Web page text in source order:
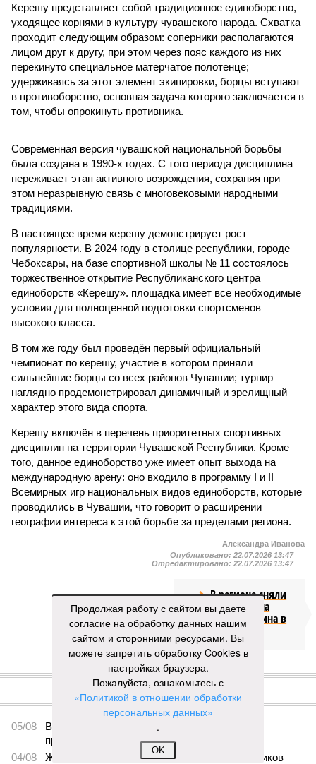
Керешу представляет собой традиционное единоборство,
уходящее корнями в культуру чувашского народа. Схватка
проходит следующим образом: соперники располагаются
лицом друг к другу, при этом через пояс каждого из них
перекинуто специальное матерчатое полотенце;
удерживаясь за этот элемент экипировки, борцы вступают
в противоборство, основная задача которого заключается в
том, чтобы опрокинуть противника.
Современная версия чувашской национальной борьбы
была создана в 1990-х годах. С того периода дисциплина
переживает этап активного возрождения, сохраняя при
этом неразрывную связь с многовековыми народными
традициями.
В настоящее время керешу демонстрирует рост
популярности. В 2024 году в столице республики, городе
Чебоксары, на базе спортивной школы № 11 состоялось
торжественное открытие Республиканского центра
единоборств «Керешу». площадка имеет все необходимые
условия для полноценной подготовки спортсменов
высокого класса.
В том же году был проведён первый официальный
чемпионат по керешу, участие в котором приняли
сильнейшие борцы со всех районов Чувашии; турнир
наглядно продемонстрировал динамичный и зрелищный
характер этого вида спорта.
Керешу включён в перечень приоритетных спортивных
дисциплин на территории Чувашской Республики. Кроме
того, данное единоборство уже имеет опыт выхода на
международную арену: оно входило в программу I и II
Всемирных игр национальных видов единоборств, которые
проводились в Чувашии, что говорит о расширении
географии интереса к этой борьбе за пределами региона.
Александра Иванова
Опубликовано: 22.07.2026 13:47
Отредактировано: 22.07.2026 13:47
В регионе сняли
ограничение на
продажу бензина в
канистры
КОММЕНТАРИИ
ПОСЛЕДНИЕ НОВОСТИ
05/08
В Чебоксарах снесут 46 строений рядом с
проблемной «Кувшинкой»
04/08
Житель Екатеринбурга по указанию мошенников
Продолжая работу с сайтом вы даете
согласие на обработку данных нашим
сайтом и сторонними ресурсами. Вы
можете запретить обработку Cookies в
настройках браузера.
Пожалуйста, ознакомьтесь с
«Политикой в отношении обработки
персональных данных»
.
OK